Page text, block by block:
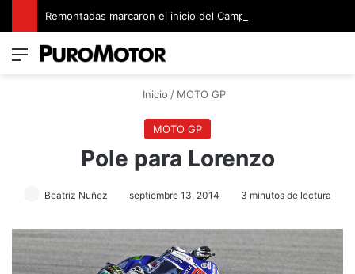
Menú
Inicio / MOTO GP
MOTO GP
Pole para Lorenzo
Beatriz Nuñez septiembre 13, 2014 3 minutos de lectura